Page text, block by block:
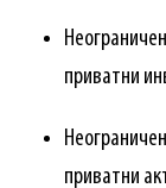
приватни
приватни